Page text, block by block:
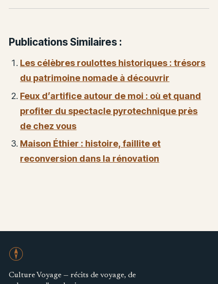
Publications Similaires :
Les célèbres roulottes historiques : trésors
du patrimoine nomade à découvrir
Feux d’artifice autour de moi : où et quand
profiter du spectacle pyrotechnique près
de chez vous
Maison Éthier : histoire, faillite et
reconversion dans la rénovation
Culture Voyage — récits de voyage, de